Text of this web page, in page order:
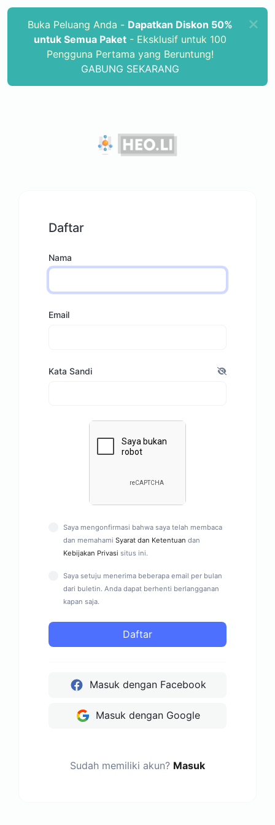
Buka Peluang Anda - Dapatkan Diskon 50%
untuk Semua Paket - Eksklusif untuk 100
Pengguna Pertama yang Beruntung!
GABUNG SEKARANG
Daftar
Nama
Email
Kata Sandi
Saya mengonfirmasi bahwa saya telah membaca
dan memahami Syarat dan Ketentuan dan
Kebijakan Privasi situs ini.
Saya setuju menerima beberapa email per bulan
dari buletin. Anda dapat berhenti berlangganan
kapan saja.
Daftar
Masuk dengan Facebook
Masuk dengan Google
Sudah memiliki akun? Masuk